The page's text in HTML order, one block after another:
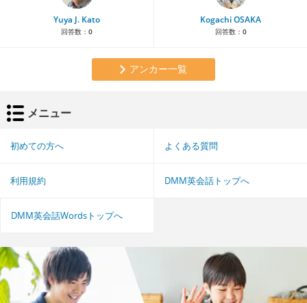
Yuya J. Kato
回答数： 0
Kogachi OSAKA
回答数： 0
アンカー一覧
メニュー
初めての方へ よくある質問
利用規約 DMM英会話トップへ
DMM英会話Wordsトップへ